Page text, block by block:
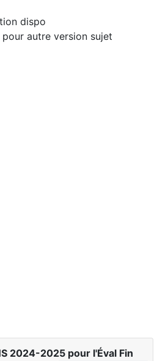
dispo
autre version sujet
2024-2025 pour l'Éval Fin